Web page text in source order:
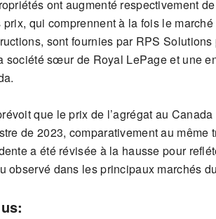
ont augmenté respectivement
qui comprennent à la fois le
sont fournies par RPS
société sœur de Royal LePage et une
que le prix de l’agrégat au
de 2023, comparativement au même
a été révisée à la hausse pour
observé dans les principaux marchés